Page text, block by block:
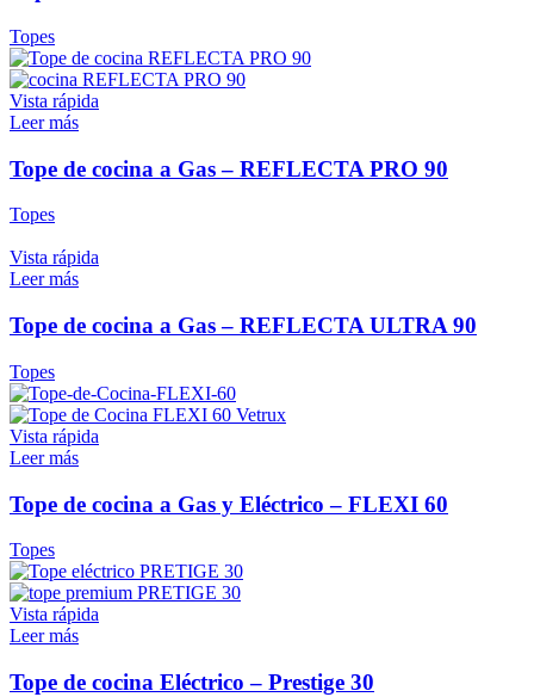
Topes
Vista rápida
Leer más
Tope de cocina a Gas – REFLECTA PRO 90
Topes
Vista rápida
Leer más
Tope de cocina a Gas – REFLECTA ULTRA 90
Topes
Vista rápida
Leer más
Tope de cocina a Gas y Eléctrico – FLEXI 60
Topes
Vista rápida
Leer más
Tope de cocina Eléctrico – Prestige 30